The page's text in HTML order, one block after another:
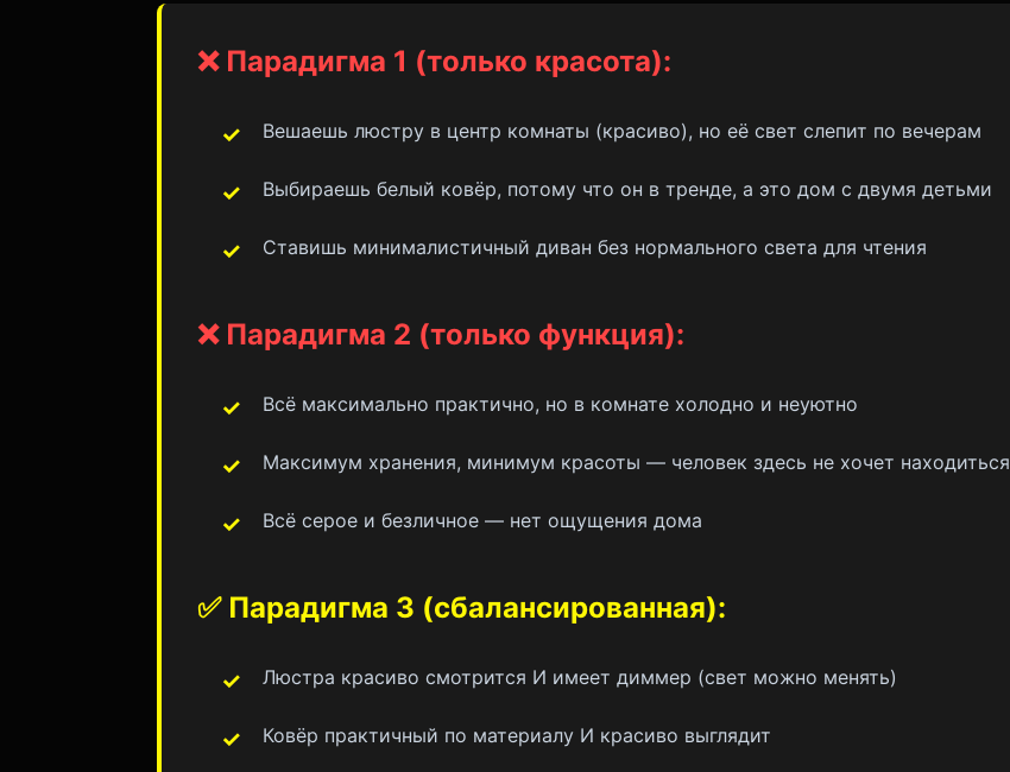
❌ Парадигма 1 (только красота):
Вешаешь люстру в центр комнаты (красиво), но её свет слепит по вечерам
Выбираешь белый ковёр, потому что он в тренде, а это дом с двумя детьми
Ставишь минималистичный диван без нормального света для чтения
❌ Парадигма 2 (только функция):
Всё максимально практично, но в комнате холодно и неуютно
Максимум хранения, минимум красоты — человек здесь не хочет находиться
Всё серое и безличное — нет ощущения дома
✅ Парадигма 3 (сбалансированная):
Люстра красиво смотрится И имеет диммер (свет можно менять)
Ковёр практичный по материалу И красиво выглядит